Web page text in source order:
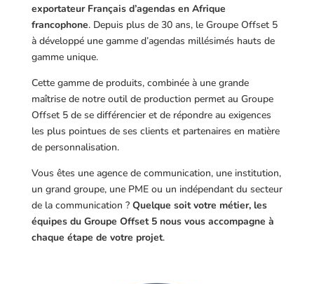
exportateur Français d’agendas en Afrique
francophone. Depuis plus de 30 ans, le Groupe Offset 5
à développé une gamme d’agendas millésimés hauts de
gamme unique.
Cette gamme de produits, combinée à une grande
maîtrise de notre outil de production permet au Groupe
Offset 5 de se différencier et de répondre au exigences
les plus pointues de ses clients et partenaires en matière
de personnalisation.
Vous êtes une agence de communication, une institution,
un grand groupe, une PME ou un indépendant du secteur
de la communication ? Quelque soit votre métier, les
équipes du Groupe Offset 5 nous vous accompagne à
chaque étape de votre projet.